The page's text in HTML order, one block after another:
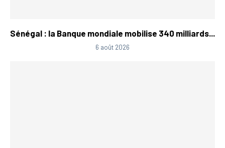
Sénégal : la Banque mondiale mobilise 340 milliards...
6 août 2026